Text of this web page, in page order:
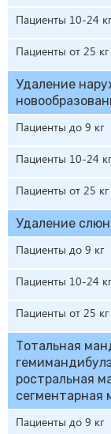
Пациенты 10-24 кг
Пациенты от 25 кг
Удаление
Пациенты до 9 кг
Пациенты 10-24 кг
Пациенты от 25 кг
Удаление
Пациенты до 9 кг
Пациенты 10-24 кг
Пациенты от 25 кг
Тотальная
ростральная
сегментарная
Пациенты до 9 кг